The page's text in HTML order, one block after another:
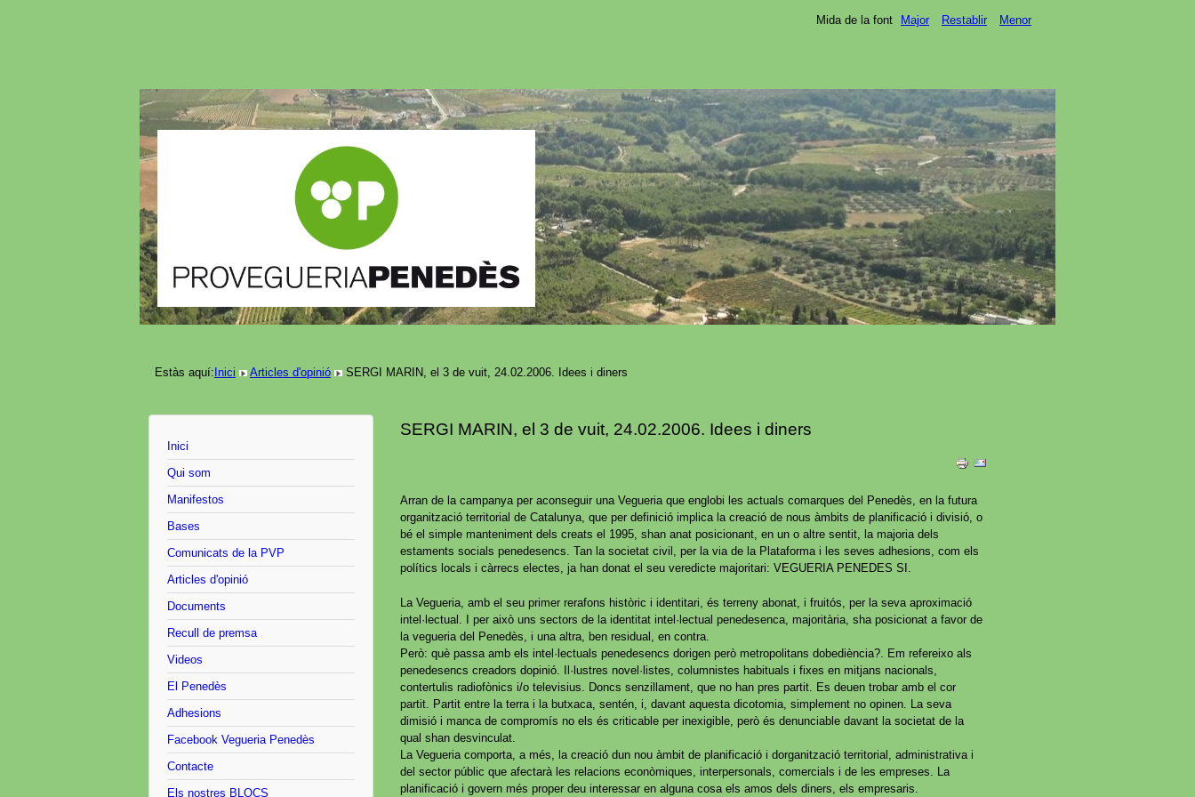
Mida de la font Major Restablir Menor
Estàs aquí:Inici Articles d'opinió SERGI MARIN, el 3 de vuit, 24.02.2006. Idees i diners
Inici
Qui som
Manifestos
Bases
Comunicats de la PVP
Articles d'opinió
Documents
Recull de premsa
Videos
El Penedès
Adhesions
Facebook Vegueria Penedès
Contacte
Els nostres BLOCS
SERGI MARIN, el 3 de vuit, 24.02.2006. Idees i diners
Arran de la campanya per aconseguir una Vegueria que englobi les actuals comarques del Penedès, en la futura
organització territorial de Catalunya, que per definició implica la creació de nous àmbits de planificació i divisió, o
bé el simple manteniment dels creats el 1995, shan anat posicionant, en un o altre sentit, la majoria dels
estaments socials penedesencs. Tan la societat civil, per la via de la Plataforma i les seves adhesions, com els
polítics locals i càrrecs electes, ja han donat el seu veredicte majoritari: VEGUERIA PENEDES SI.
La Vegueria, amb el seu primer rerafons històric i identitari, és terreny abonat, i fruitós, per la seva aproximació
intel·lectual. I per això uns sectors de la identitat intel·lectual penedesenca, majoritària, sha posicionat a favor de
la vegueria del Penedès, i una altra, ben residual, en contra.
Però: què passa amb els intel·lectuals penedesencs dorigen però metropolitans dobediència?. Em refereixo als
penedesencs creadors dopinió. Il·lustres novel·listes, columnistes habituals i fixes en mitjans nacionals,
contertulis radiofònics i/o televisius. Doncs senzillament, que no han pres partit. Es deuen trobar amb el cor
partit. Partit entre la terra i la butxaca, sentén, i, davant aquesta dicotomia, simplement no opinen. La seva
dimisió i manca de compromís no els és criticable per inexigible, però és denunciable davant la societat de la
qual shan desvinculat.
La Vegueria comporta, a més, la creació dun nou àmbit de planificació i dorganització territorial, administrativa i
del sector públic que afectarà les relacions econòmiques, interpersonals, comercials i de les empreses. La
planificació i govern més proper deu interessar en alguna cosa els amos dels diners, els empresaris.